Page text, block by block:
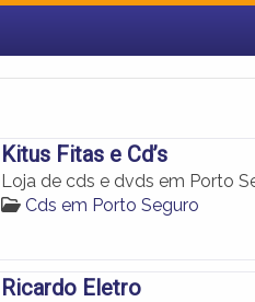
Kitus Fitas e Cd’s
Loja de cds e dvds em Porto
Cds em Porto Seguro
Ricardo Eletro